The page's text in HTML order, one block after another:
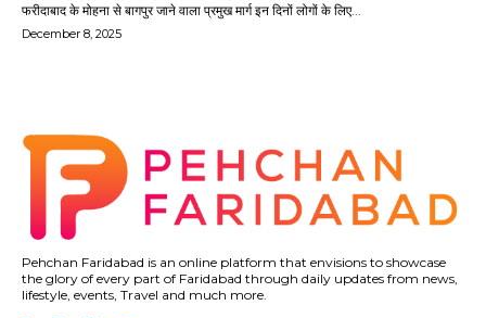
फरीदाबाद के मोहना से बागपुर जाने वाला प्रमुख मार्ग इन दिनों लोगों के लिए...
December 8, 2025
Pehchan Faridabad is an online platform that envisions to showcase
the glory of every part of Faridabad through daily updates from news,
lifestyle, events, Travel and much more.